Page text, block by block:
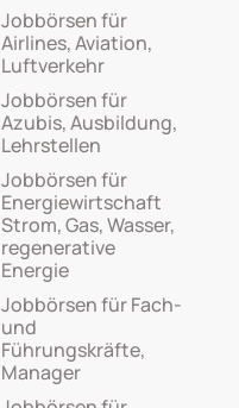
Jobbörsen für
Airlines, Aviation,
Luftverkehr
Jobbörsen für
Azubis, Ausbildung,
Lehrstellen
Jobbörsen für
Energiewirtschaft
Strom, Gas, Wasser,
regenerative
Energie
Jobbörsen für Fach-
und
Führungskräfte,
Manager